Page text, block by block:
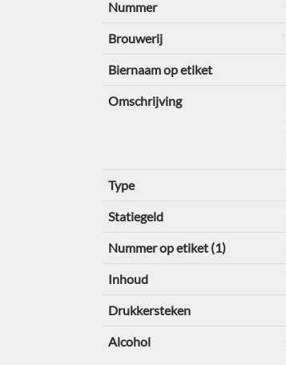
Nummer
Brouwerij
Biernaam op etiket
Omschrijving
Type
Statiegeld
Nummer op etiket (1)
Inhoud
Drukkersteken
Alcohol